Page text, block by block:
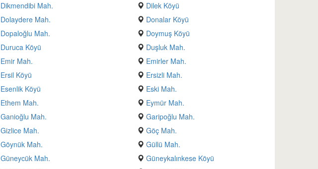
Dikmendibi Mah.
Dilek Köyü
Dolaydere Mah.
Donalar Köyü
Dopaloğlu Mah.
Doymuş Köyü
Duruca Köyü
Duşluk Mah.
Emir Mah.
Emirler Mah.
Ersil Köyü
Ersizli Mah.
Esenlik Köyü
Eski Mah.
Ethem Mah.
Eymür Mah.
Ganioğlu Mah.
Garipoğlu Mah.
Gizlice Mah.
Göç Mah.
Göynük Mah.
Güllü Mah.
Güneycük Mah.
Güneykalınkese Köyü